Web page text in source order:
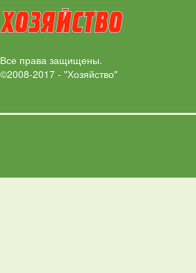
Все права защищены.
©2008-2017 - "Хозяйство"